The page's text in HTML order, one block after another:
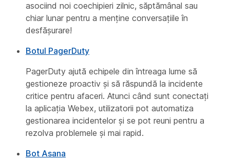
asociind noi coechipieri zilnic, săptămânal sau
chiar lunar pentru a menține conversațiile în
desfășurare!
Botul PagerDuty
PagerDuty ajută echipele din întreaga lume să
gestioneze proactiv și să răspundă la incidente
critice pentru afaceri. Atunci când sunt conectați
la aplicația Webex, utilizatorii pot automatiza
gestionarea incidentelor și se pot reuni pentru a
rezolva problemele și mai rapid.
Bot Asana